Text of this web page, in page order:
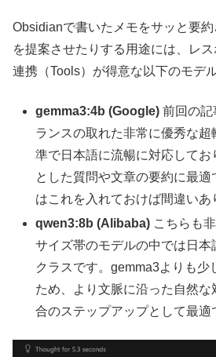
Obsidianで書いたメモをサッと要
を提案させたりする用途には、レ
連携（Tools）が得意な以下のモデ
gemma3:4b (Google) 前回の
ランスの取れた非常に優秀な
準で日本語に流暢に対応してお
とした質問や文章の要約に最
はこれを入れておけば間違いあ
qwen3:8b (Alibaba) こちらも
サイズ帯のモデルの中では日
クラスです。gemma3よりも少
ため、より文脈に沿った自然
合のステップアップとして最適